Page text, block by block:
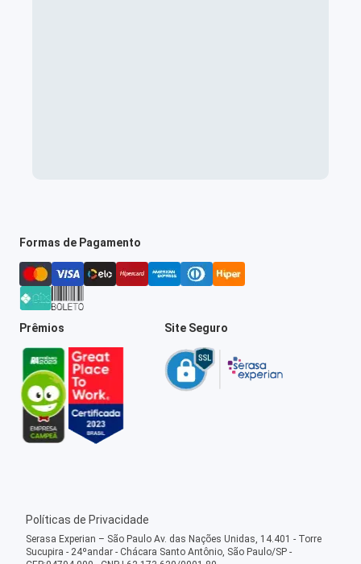
Formas de Pagamento
Prêmios Site Seguro
Políticas de Privacidade
Serasa Experian – São Paulo Av. das Nações Unidas, 14.401 - Torre
Sucupira - 24ºandar - Chácara Santo Antônio, São Paulo/SP -